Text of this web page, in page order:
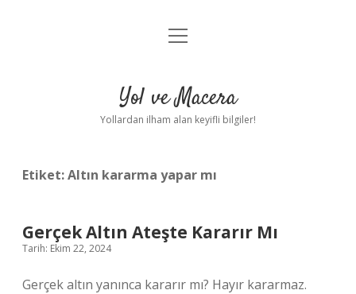
Anasayfa
Yasal Uyarı
menüyü
Yol ve Macera
Yollardan ilham alan keyifli bilgiler!
Etiket:Altın kararma yapar mı
Gerçek Altın Ateşte Kararır Mı
Tarih: Ekim 22, 2024
Gerçek altın yanınca kararır mı? Hayır kararmaz.